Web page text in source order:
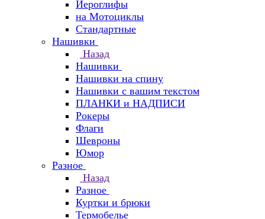
Иероглифы
на Мотоциклы
Стандартные
Нашивки
Назад
Нашивки
Нашивки на спину
Нашивки с вашим текстом
ПЛАНКИ и НАДПИСИ
Рокеры
Флаги
Шевроны
Юмор
Разное
Назад
Разное
Куртки и брюки
Термобелье